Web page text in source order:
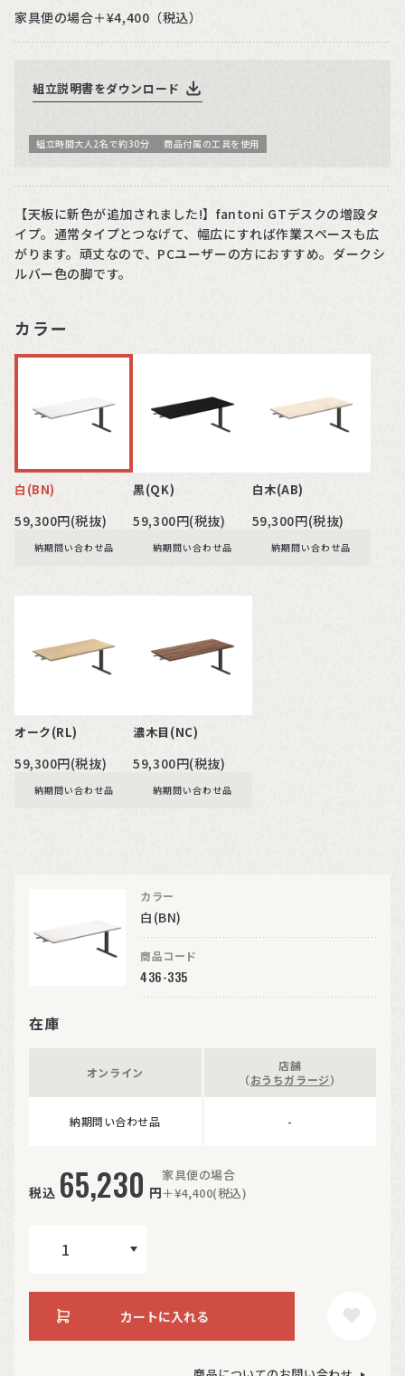
家具便の場合＋¥4,400（税込）
組立説明書をダウンロード
組立時間大人2名で約30分 商品付属の工具を使用
【天板に新色が追加されました!】fantoni GTデスクの増設タ
イプ。通常タイプとつなげて、幅広にすれば作業スペースも広
がります。頑丈なので、PCユーザーの方におすすめ。ダークシ
ルバー色の脚です。
カラー
白(BN)
59,300円(税抜)
納期問い合わせ品
黒(QK)
59,300円(税抜)
納期問い合わせ品
白木(AB)
59,300円(税抜)
納期問い合わせ品
オーク(RL)
59,300円(税抜)
納期問い合わせ品
濃木目(NC)
59,300円(税抜)
納期問い合わせ品
カラー
白(BN)
商品コード
436-335
在庫
オンライン
納期問い合わせ品
店舗
（おうちガラージ）
-
税込 65,230 円
家具便の場合
＋¥4,400(税込)
カートに入れる